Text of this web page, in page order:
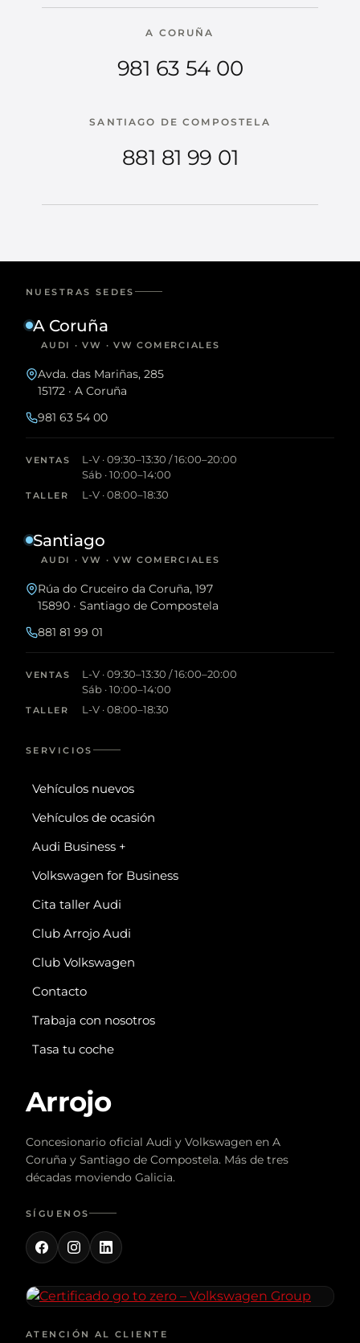
A CORUÑA
981 63 54 00
SANTIAGO DE COMPOSTELA
881 81 99 01
NUESTRAS SEDES
A Coruña
AUDI · VW · VW COMERCIALES
Avda. das Mariñas, 285
15172 · A Coruña
981 63 54 00
VENTAS
L-V · 09:30–13:30 / 16:00–20:00
Sáb · 10:00–14:00
TALLER L-V · 08:00–18:30
Santiago
AUDI · VW · VW COMERCIALES
Rúa do Cruceiro da Coruña, 197
15890 · Santiago de Compostela
881 81 99 01
VENTAS
L-V · 09:30–13:30 / 16:00–20:00
Sáb · 10:00–14:00
TALLER L-V · 08:00–18:30
SERVICIOS
Vehículos nuevos
Vehículos de ocasión
Audi Business +
Volkswagen for Business
Cita taller Audi
Club Arrojo Audi
Club Volkswagen
Contacto
Trabaja con nosotros
Tasa tu coche
Arrojo
Concesionario oficial Audi y Volkswagen en A
Coruña y Santiago de Compostela. Más de tres
décadas moviendo Galicia.
SÍGUENOS
ATENCIÓN AL CLIENTE